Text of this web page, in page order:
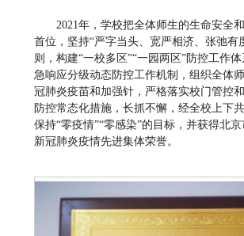
2021年，学校把全体师生的生命安全
首位，坚持“严字当头、宽严相济、张弛有
则，构建“一校多区”“一园两区”防控工作
急响应分级动态防控工作机制，组织全体
冠肺炎疫苗和加强针，严格落实校门管控
防控常态化措施，长抓不懈，经全校上下
保持“零疫情”“零感染”的目标，并获得北
新冠肺炎疫情先进集体荣誉。